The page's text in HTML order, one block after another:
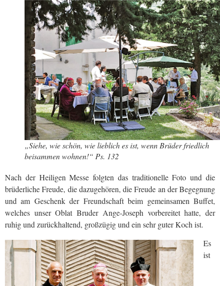
„Siehe, wie schön, wie lieblich es ist, wenn Brüder friedlich
beisammen wohnen!“ Ps. 132
Nach der Heiligen Messe folgten das traditionelle Foto und die
brüderliche Freude, die dazugehören, die Freude an der Begegnung
und am Geschenk der Freundschaft beim gemeinsamen Buffet,
welches unser Oblat Bruder Ange-Joseph vorbereitet hatte, der
ruhig und zurückhaltend, großzügig und ein sehr guter Koch ist.
Es
ist